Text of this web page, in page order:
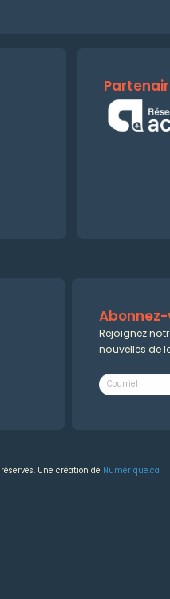
Rejoignez
nouvelles de
Une création de Numérique.ca